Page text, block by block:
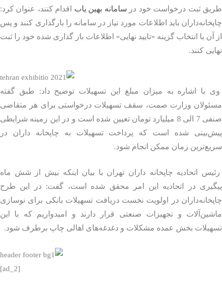
ثبت درخواست خود درسامانه بهین یاباقدام کنند، عنوان کرد:
باید اطلاعات مورد نیاز در سامانه را بارگذاری کنند و پس
آن با انتخاب گزینه «تایید نهایی» اطلاعات بار گذاری شده خود را ثبت
کنند.
با اشاره به میزان مبلغ این تسهیلات توضیح داد:‌ طبق گفته
وزارت صمت، سقف تسهیلات درخواستی برای هر متقاضی
صنفی 7 الی 8 میلیارد تومان تعیین شده است و در این زمینه شرایطی
شده است که پرداخت تسهیلات به چاپخانه‌ داران در
زمان ممکن انجام شود.
اتحادیه چاپخانه داران تهران با بیان اینکه بیش از شش ماه
در اتحادیه این امر محقق شده است، گفت: در این طرح
در اولویت نخست دریافت تسهیلات بانکی برای نوسازی
و تجهیزات صنعتی قرار دارند و امیدواریم که با این
بخش عمده مشکلات و دغدغه‌های اهالی چاپ برطرف شود.